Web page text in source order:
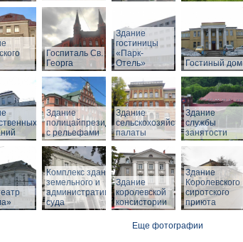
Госпиталь Св.
Георга
Здание
гостиницы
«Парк-
Отель»
Гостиный дом
Здание
полицайпрезидиума
с рельефами
Здание
сельскохозяйственной
палаты
Здание
службы
занятости
Комплекс зданий
земельного и
административного
суда
Здание
королевской
консистории
Здание
Королевского
сиротского
приюта
Еще фотографии